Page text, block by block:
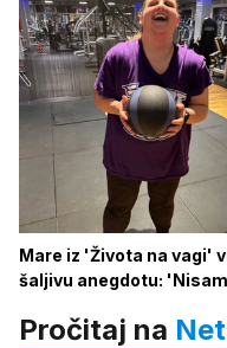
Mare iz 'Života na vagi'
šaljivu anegdotu:
Pročitaj na